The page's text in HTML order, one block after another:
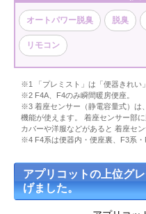
オートパワー脱臭 脱臭
リモコン
※1 「プレミスト」は「便器きれい
※2 F4A、F4のみ瞬間暖房便座。
※3 着座センサー（静電容量式）は
機能が使えます。 着座センサー部
カバーや洋服などがあると 着座セ
※4 F4系は便器内・便座裏、F3系・
アプリコットの上位グ
げました。